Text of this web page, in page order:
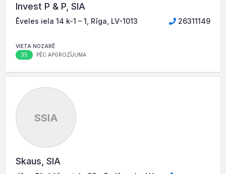
Invest P & P, SIA
Ēveles iela 14 k-1 – 1, Rīga, LV-1013 26311149
VIETA NOZARĒ
35 PĒC APGROZĪJUMA
SSIA
Skaus, SIA